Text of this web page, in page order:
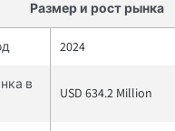
Размер и рост рынка
2024
в
USD 634.2 Million